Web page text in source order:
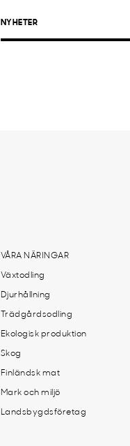
NYHETER
VÅRA NÄRINGAR
Växtodling
Djurhållning
Trädgårdsodling
Ekologisk produktion
Skog
Finländsk mat
Mark och miljö
Landsbygdsföretag